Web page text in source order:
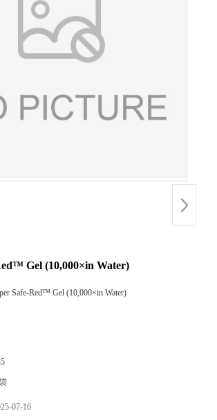
Gel (10,000×in Water)
Safe-Red™ Gel (10,000×in Water)
07-16